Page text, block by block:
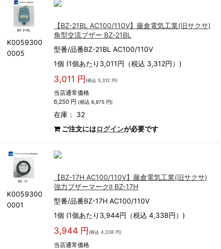
K0059300
0005
【BZ-21BL AC100/110V】藤倉電気工業(旧サクサ)
角型交流ブザー BZ-21BL
型番/品番BZ-21BL AC100/110V
1個 (1個あたり3,011円（税込 3,312円）)
3,011 円 (税込 3,312 円)
当店通常価格
6,250 円 (税込 6,875 円)
在庫： 32
ご注文にはログインが必要です
K0059300
0001
【BZ-17H AC100/110V】藤倉電気工業(旧サクサ)
強力ブザーマークⅡ BZ-17H
型番/品番BZ-17H AC100/110V
1個 (1個あたり3,944円（税込 4,338円）)
3,944 円 (税込 4,338 円)
当店通常価格